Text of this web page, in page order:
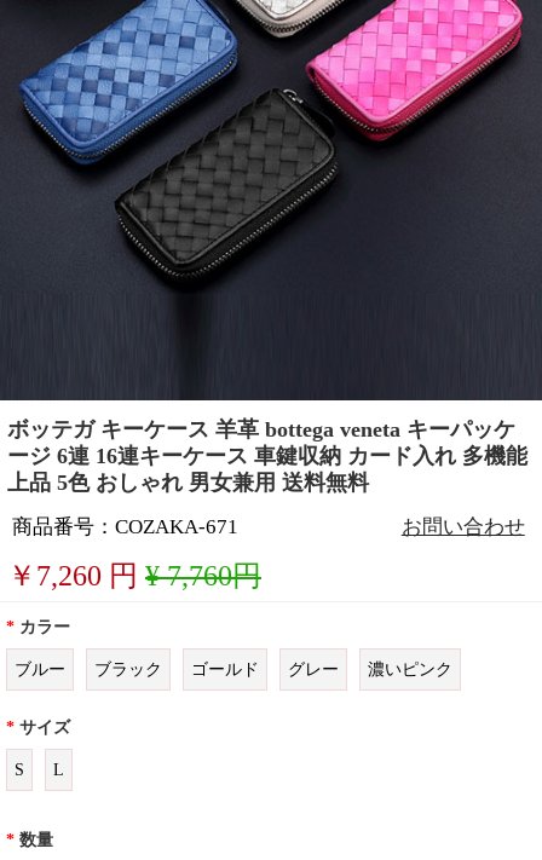
ボッテガ キーケース 羊革 bottega veneta キーパッケ
ージ 6連 16連キーケース 車鍵収納 カード入れ 多機能
上品 5色 おしゃれ 男女兼用 送料無料
商品番号：COZAKA-671 お問い合わせ
￥ 7,260 円 ¥ 7,760円
* カラー
ブルー ブラック ゴールド グレー 濃いピンク
* サイズ
S L
* 数量